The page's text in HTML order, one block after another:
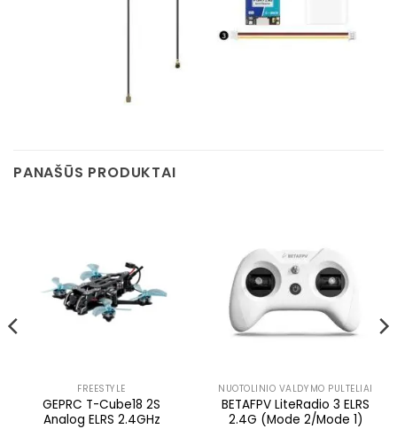
PANAŠŪS PRODUKTAI
FREESTYLE
GEPRC T-Cube18 2S
Analog ELRS 2.4GHz
NUOTOLINIO VALDYMO PULTELIAI
BETAFPV LiteRadio 3 ELRS
2.4G (Mode 2/Mode 1)